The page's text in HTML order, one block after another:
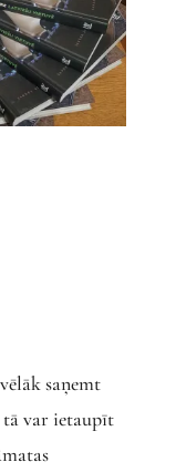
saņemt
tā var ietaupīt